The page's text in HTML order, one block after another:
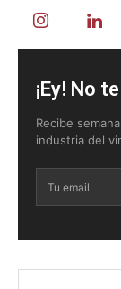
¡Ey! No
Recibe
industria del